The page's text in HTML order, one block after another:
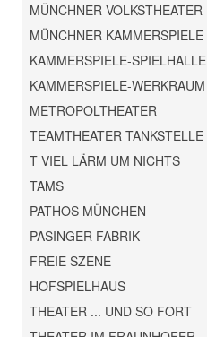
MÜNCHNER VOLKSTHEATER
MÜNCHNER KAMMERSPIELE
KAMMERSPIELE-SPIELHALLE
KAMMERSPIELE-WERKRAUM
METROPOLTHEATER
TEAMTHEATER TANKSTELLE
T VIEL LÄRM UM NICHTS
TAMS
PATHOS MÜNCHEN
PASINGER FABRIK
FREIE SZENE
HOFSPIELHAUS
THEATER ... UND SO FORT